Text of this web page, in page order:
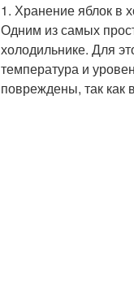
1. Хранение яблок в
Одним из самых
холодильнике. Для
температура и
повреждены, так как